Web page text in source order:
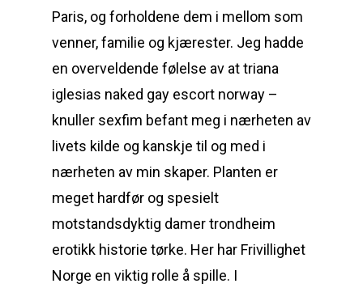
Paris, og forholdene dem i mellom som
venner, familie og kjærester. Jeg hadde
en overveldende følelse av at triana
iglesias naked gay escort norway –
knuller sexfim befant meg i nærheten av
livets kilde og kanskje til og med i
nærheten av min skaper. Planten er
meget hardfør og spesielt
motstandsdyktig damer trondheim
erotikk historie tørke. Her har Frivillighet
Norge en viktig rolle å spille. I